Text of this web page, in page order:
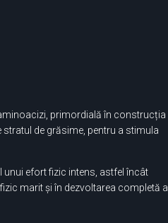
primordială în construcția
de grăsime, pentru a stimula
efort fizic intens, astfel încât
marit și în dezvoltarea completă a